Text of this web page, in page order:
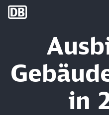
DB Group
in